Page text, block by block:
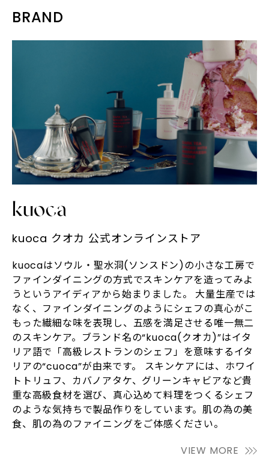
BRAND
kuoca クオカ 公式オンラインストア
kuocaはソウル・聖水洞(ソンスドン)の小さな工房で
ファインダイニングの方式でスキンケアを造ってみよ
うというアイディアから始まりました。 大量生産では
なく、ファインダイニングのようにシェフの真心がこ
もった繊細な味を表現し、五感を満足させる唯一無二
のスキンケア。ブランド名の“kuoca(クオカ)”はイタ
リア語で「高級レストランのシェフ」を意味するイタ
リアの“cuoca”が由来です。 スキンケアには、ホワイ
トトリュフ、カバノアタケ、グリーンキャビアなど貴
重な高級食材を選び、真心込めて料理をつくるシェフ
のような気持ちで製品作りをしています。肌の為の美
食、肌の為のファイニングをご体感ください。
VIEW MORE